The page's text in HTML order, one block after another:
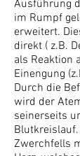
Ausführung
im Rumpf
erweitert.
direkt ( z.B.
als Reaktion
Einengung
Durch die
wird der
seinerseits
Zwerchfells